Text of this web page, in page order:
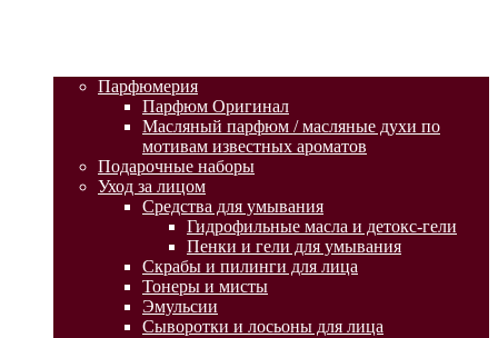
Парфюмерия
Парфюм Оригинал
Масляный парфюм / масляные духи по
мотивам известных ароматов
Подарочные наборы
Уход за лицом
Средства для умывания
Гидрофильные масла и детокс-гели
Пенки и гели для умывания
Скрабы и пилинги для лица
Тонеры и мисты
Эмульсии
Сыворотки и лосьоны для лица